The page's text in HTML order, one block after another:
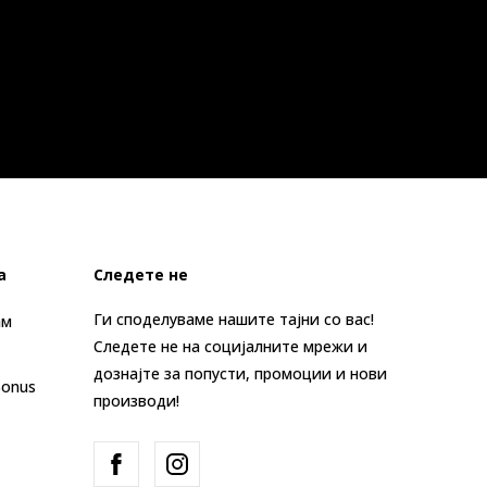
Следете не
Ги споделуваме нашите тајни со вас!
Следете не на социјалните мрежи и
дознајте за попусти, промоции и нови
производи!